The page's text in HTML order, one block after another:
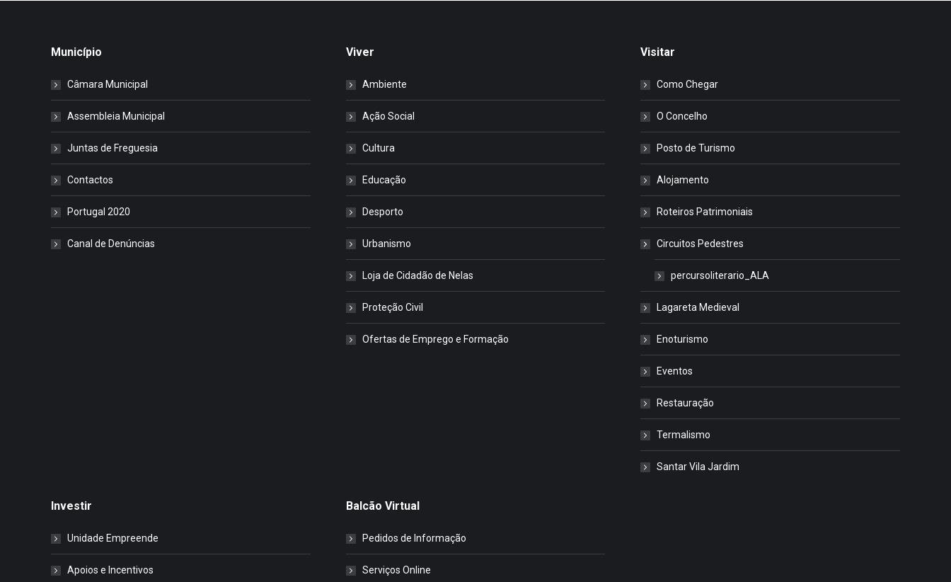
Município
Câmara Municipal
Assembleia Municipal
Juntas de Freguesia
Contactos
Portugal 2020
Canal de Denúncias
Viver
Ambiente
Ação Social
Cultura
Educação
Desporto
Urbanismo
Loja de Cidadão de Nelas
Proteção Civil
Ofertas de Emprego e Formação
Visitar
Como Chegar
O Concelho
Posto de Turismo
Alojamento
Roteiros Patrimoniais
Circuitos Pedestres
percursoliterario_ALA
Lagareta Medieval
Enoturismo
Eventos
Restauração
Termalismo
Santar Vila Jardim
Investir
Unidade Empreende
Apoios e Incentivos
Balcão Virtual
Pedidos de Informação
Serviços Online